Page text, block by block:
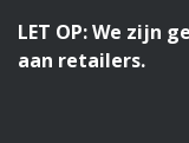
LET OP: We zijn
aan retailers.